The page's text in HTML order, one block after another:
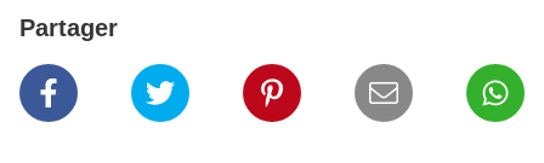
Partager